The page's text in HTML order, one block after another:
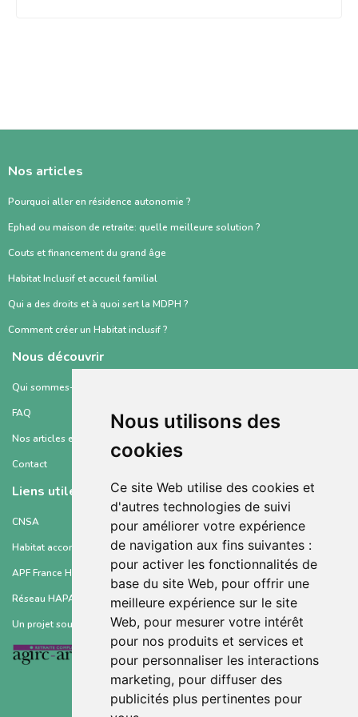
Nous utilisons des
cookies
Ce site Web utilise des cookies et
d'autres technologies de suivi
pour améliorer votre expérience
de navigation aux fins suivantes :
pour activer les fonctionnalités de
base du site Web, pour offrir une
meilleure expérience sur le site
Web, pour mesurer votre intérêt
pour nos produits et services et
pour personnaliser les interactions
marketing, pour diffuser des
publicités plus pertinentes pour
Nos articles
Pourquoi aller en résidence autonomie ?
Ephad ou maison de retraite: quelle meilleure solution ?
Couts et financement du grand âge
Habitat Inclusif et accueil familial
Qui a des droits et à quoi sert la MDPH ?
Comment créer un Habitat inclusif ?
Nous découvrir
Qui sommes-nous ?
FAQ
Nos articles et ressources
Contact
Liens utiles
CNSA
Habitat accompagné et partagé API
APF France Handicap
Réseau HAPA
Un projet soutenu par :